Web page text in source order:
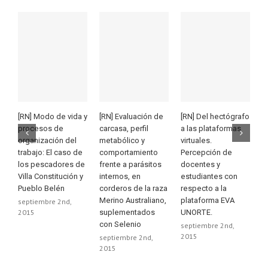
[RN] Modo de vida y
procesos de
organización del
trabajo: El caso de
los pescadores de
Villa Constitución y
Pueblo Belén
septiembre 2nd,
2015
[RN] Evaluación de
carcasa, perfil
metabólico y
comportamiento
frente a parásitos
internos, en
corderos de la raza
Merino Australiano,
suplementados
con Selenio
septiembre 2nd,
2015
[RN] Del hectógrafo
a las plataformas
virtuales.
Percepción de
docentes y
estudiantes con
respecto a la
plataforma EVA
UNORTE.
septiembre 2nd,
2015